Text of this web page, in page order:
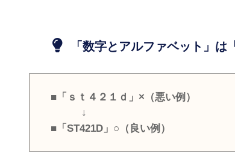
「数字とアルファベット」は
■「ｓｔ４２１ｄ」×（悪い例）
↓
■「ST421D」○（良い例）